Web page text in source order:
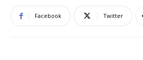
Facebook Twitter